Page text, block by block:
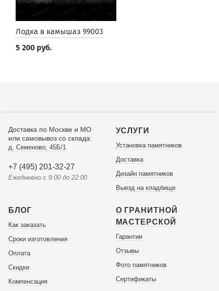
Лодка в камышаз 99003
5 200 руб.
Доставка по Москве и МО
или самовывоз со склада:
д. Семеново, 45Б/1
+7 (495) 201-32-27
Ежедневно с 9:00 до 22:00
УСЛУГИ
Установка памятников
Доставка
Дизайн памятников
Выезд на кладбище
БЛОГ
Как заказать
Сроки изготовления
Оплата
Скидки
Компенсация
О ГРАНИТНОЙ
МАСТЕРСКОЙ
Гарантии
Отзывы
Фото памятников
Сертификаты